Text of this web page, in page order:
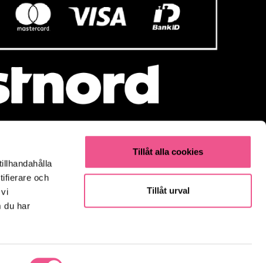
och
du har
Tillåt alla cookies
Tillåt urval
Populärt
Parfym
Fynda